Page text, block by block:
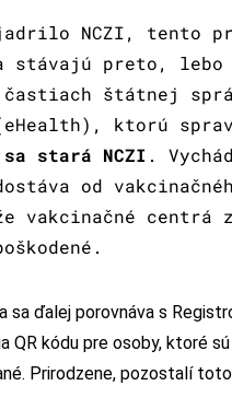
NCZI, tento
stávajú preto, lebo
štátnej
ktorú
stará NCZI .
od
vakcinačné
sa ďalej porovnáva s
QR kódu pre osoby, ktoré
Prirodzene, pozostalí